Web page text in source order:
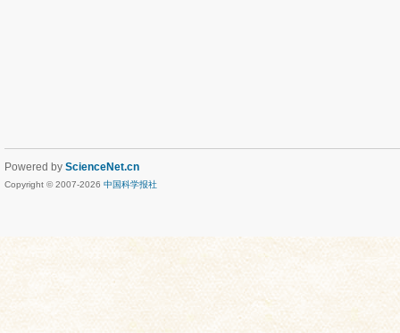
Powered by ScienceNet.cn
Copyright © 2007-2026 中国科学报社